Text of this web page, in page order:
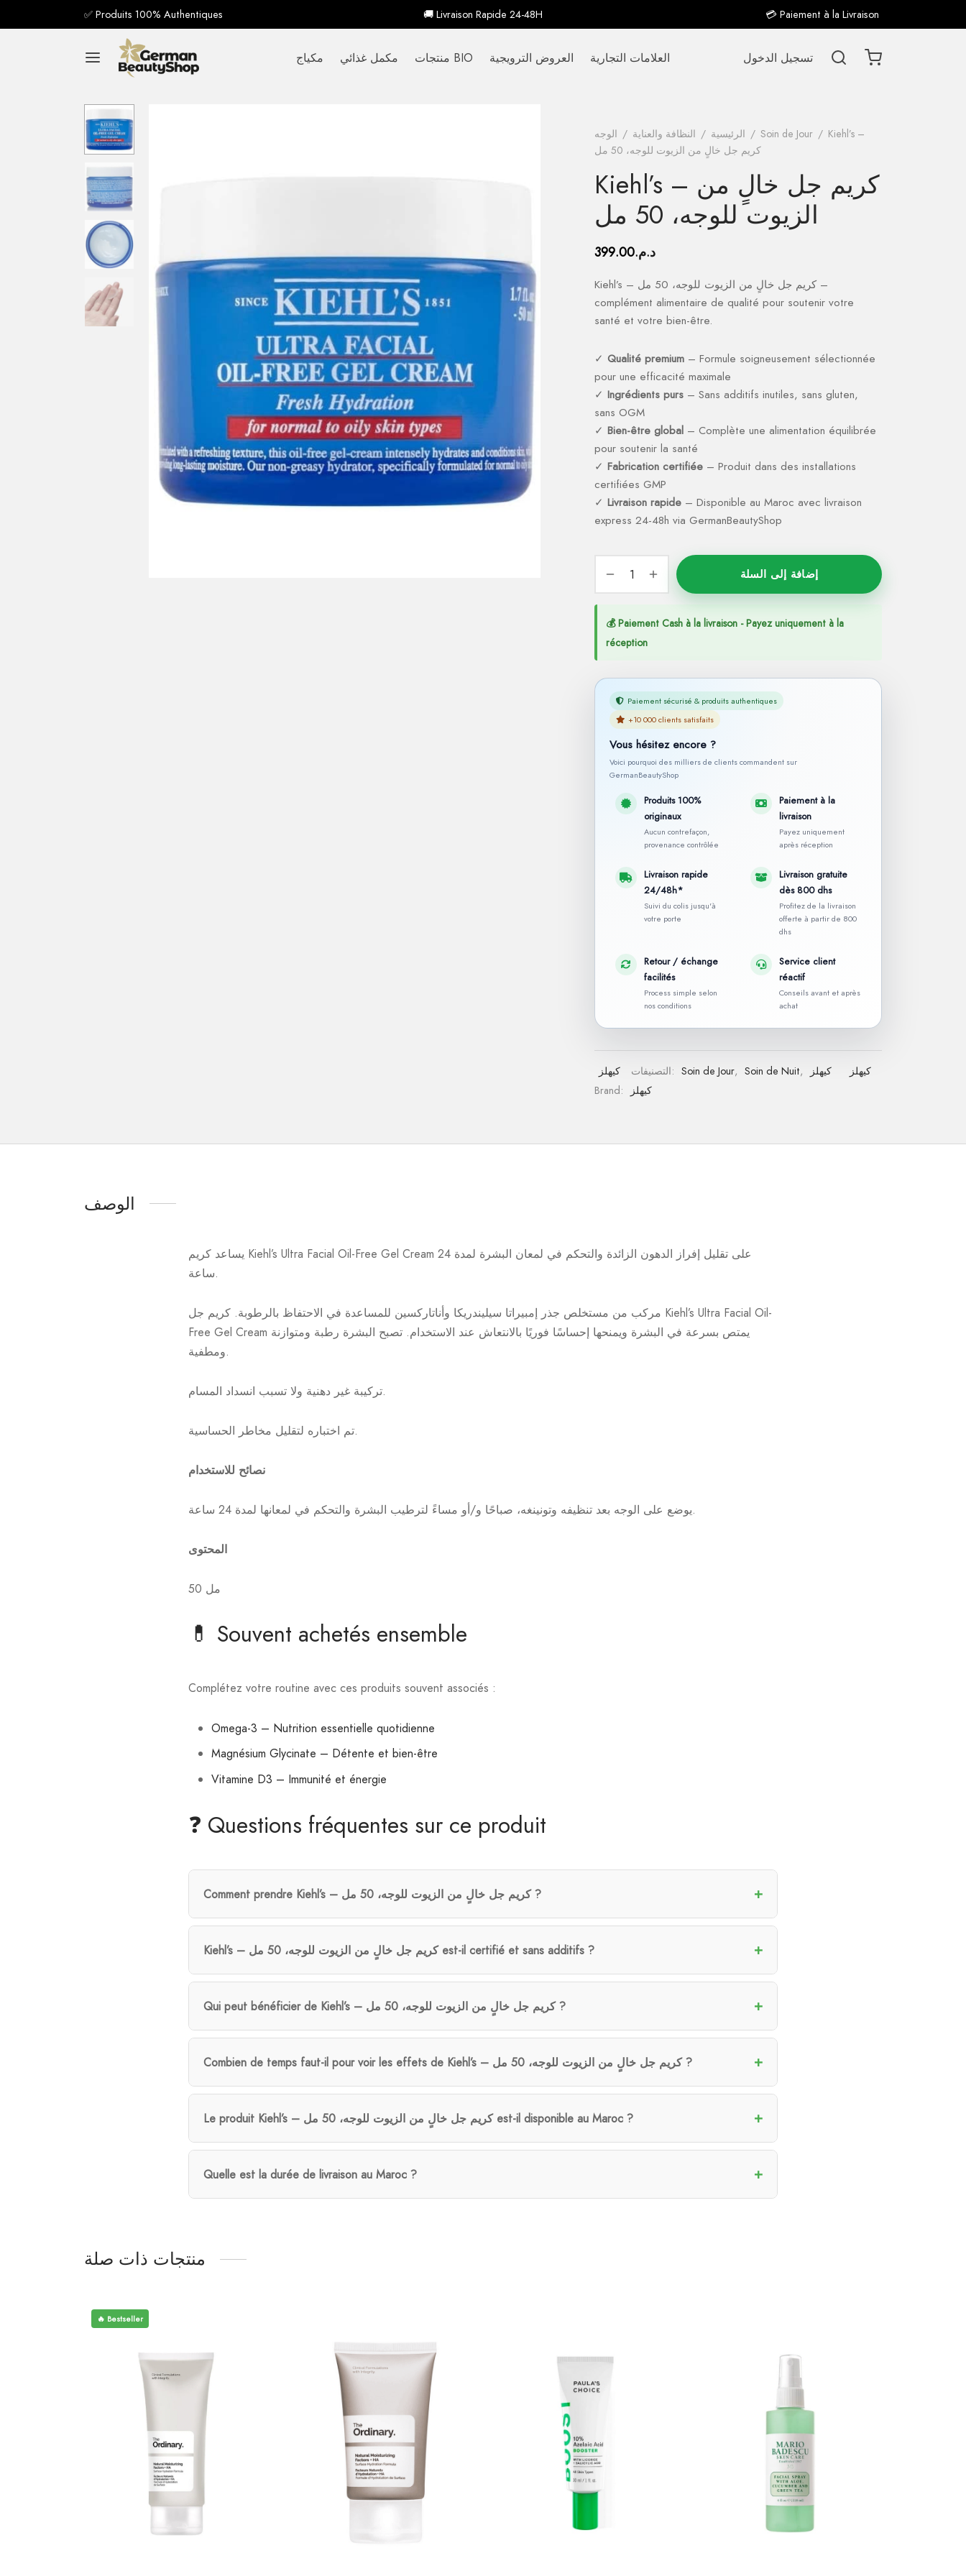
✅ Produits 100% Authentiques 🚚 Livraison Rapide 24-48H 💳 Paiement à la Livraison
مكياج مكمل غذائي منتجات BIO العروض الترويجية العلامات التجارية تسجيل الدخول
الرئيسية / النظافة والعناية / الوجه / Soin de Jour / Kiehl’s –
كريم جل خالٍ من الزيوت للوجه، 50 مل
Kiehl’s – كريم جل خالٍ من
الزيوت للوجه، 50 مل
د.م.399.00
Kiehl’s – كريم جل خالٍ من الزيوت للوجه، 50 مل –
complément alimentaire de qualité pour soutenir votre
santé et votre bien-être.
✓ Qualité premium – Formule soigneusement sélectionnée
pour une efficacité maximale
✓ Ingrédients purs – Sans additifs inutiles, sans gluten,
sans OGM
✓ Bien-être global – Complète une alimentation équilibrée
pour soutenir la santé
✓ Fabrication certifiée – Produit dans des installations
certifiées GMP
✓ Livraison rapide – Disponible au Maroc avec livraison
express 24-48h via GermanBeautyShop
إضافة إلى السلة
💰 Paiement Cash à la livraison - Payez uniquement à la
réception
Paiement sécurisé & produits authentiques
+10 000 clients satisfaits
Vous hésitez encore ?
Voici pourquoi des milliers de clients commandent sur
GermanBeautyShop
Produits 100%
originaux
Aucun contrefaçon,
provenance contrôlée
Paiement à la
livraison
Payez uniquement
après réception
Livraison rapide
24/48h*
Suivi du colis jusqu'à
votre porte
Livraison gratuite
dès 800 dhs
Profitez de la livraison
offerte à partir de 800
dhs
Retour / échange
facilités
Process simple selon
nos conditions
Service client
réactif
Conseils avant et après
achat
كيهلز التصنيفات: Soin de Jour, Soin de Nuit, كيهلز
كيهلز
Brand:
كيهلز
الوصف
يساعد كريم Kiehl’s Ultra Facial Oil-Free Gel Cream على تقليل إفراز الدهون الزائدة والتحكم في لمعان البشرة لمدة 24
ساعة.
مركب من مستخلص جذر إمبيراتا سيليندريكا وأناتاركسين للمساعدة في الاحتفاظ بالرطوبة. كريم جل Kiehl’s Ultra Facial Oil-
Free Gel Cream يمتص بسرعة في البشرة ويمنحها إحساسًا فوريًا بالانتعاش عند الاستخدام. تصبح البشرة رطبة ومتوازنة
ومطفية.
تركيبة غير دهنية ولا تسبب انسداد المسام.
تم اختباره لتقليل مخاطر الحساسية.
نصائح للاستخدام
يوضع على الوجه بعد تنظيفه وتونينغه، صباحًا و/أو مساءً لترطيب البشرة والتحكم في لمعانها لمدة 24 ساعة.
المحتوى
50 مل
💊 Souvent achetés ensemble
Complétez votre routine avec ces produits souvent associés :
Omega-3 – Nutrition essentielle quotidienne
Magnésium Glycinate – Détente et bien-être
Vitamine D3 – Immunité et énergie
❓ Questions fréquentes sur ce produit
Comment prendre Kiehl’s – كريم جل خالٍ من الزيوت للوجه، 50 مل ?
Kiehl’s – كريم جل خالٍ من الزيوت للوجه، 50 مل est-il certifié et sans additifs ?
Qui peut bénéficier de Kiehl’s – كريم جل خالٍ من الزيوت للوجه، 50 مل ?
Combien de temps faut-il pour voir les effets de Kiehl’s – كريم جل خالٍ من الزيوت للوجه، 50 مل ?
Le produit Kiehl’s – كريم جل خالٍ من الزيوت للوجه، 50 مل est-il disponible au Maroc ?
Quelle est la durée de livraison au Maroc ?
منتجات ذات صلة
🔥 Bestseller